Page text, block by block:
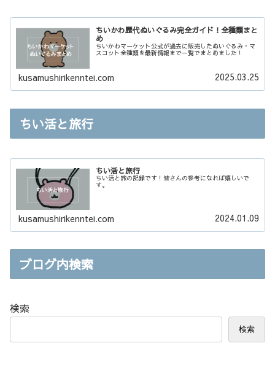
ちいかわ歴代ぬいぐるみ完全ガイド！全種類まと
め
ちいかわマーケット公式が過去に販売したぬいぐるみ・マ
スコット全種類を最新情報まで一覧でまとめました！
kusamushirikenntei.com 2025.03.25
ちい活と旅行
ちい活と旅行
ちい活と旅の記録です！皆さんの参考になれば嬉しいで
す。
kusamushirikenntei.com 2024.01.09
ブログ内検索
検索
検索